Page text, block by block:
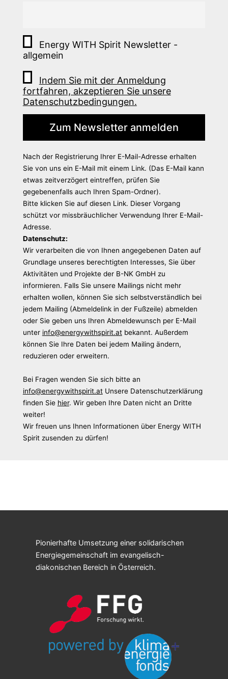
Energy WITH Spirit Newsletter -
allgemein
Indem Sie mit der Anmeldung
fortfahren, akzeptieren Sie unsere
Datenschutzbedingungen.
Nach der Registrierung Ihrer E-Mail-Adresse erhalten
Sie von uns ein E-Mail mit einem Link. (Das E-Mail kann
etwas zeitverzögert eintreffen, prüfen Sie
gegebenenfalls auch Ihren Spam-Ordner).
Bitte klicken Sie auf diesen Link. Dieser Vorgang
schützt vor missbräuchlicher Verwendung Ihrer E-Mail-
Adresse.
Datenschutz:
Wir verarbeiten die von Ihnen angegebenen Daten auf
Grundlage unseres berechtigten Interesses, Sie über
Aktivitäten und Projekte der B-NK GmbH zu
informieren. Falls Sie unsere Mailings nicht mehr
erhalten wollen, können Sie sich selbstverständlich bei
jedem Mailing (Abmeldelink in der Fußzeile) abmelden
oder Sie geben uns Ihren Abmeldewunsch per E-Mail
unter info@energywithspirit.atbekannt. Außerdem
können Sie Ihre Daten bei jedem Mailing ändern,
reduzieren oder erweitern.
Bei Fragen wenden Sie sich bitte an
info@energywithspirit.atUnsere Datenschutzerklärung
finden Sie hier. Wir geben Ihre Daten nicht an Dritte
weiter!
Wir freuen uns Ihnen Informationen über Energy WITH
Spirit zusenden zu dürfen!
Pionierhafte Umsetzung einer solidarischen
Energiegemeinschaft im evangelisch-
diakonischen Bereich in Österreich.